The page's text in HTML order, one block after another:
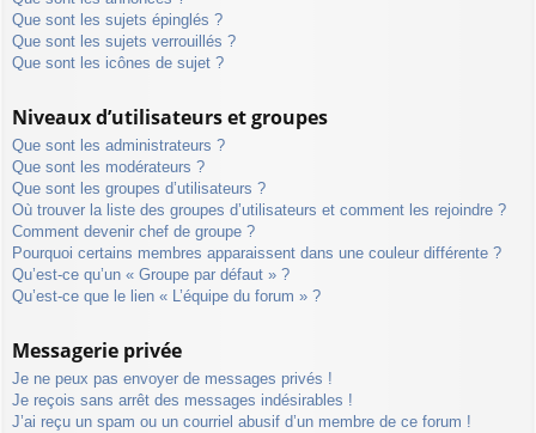
Que sont les sujets épinglés ?
Que sont les sujets verrouillés ?
Que sont les icônes de sujet ?
Niveaux d’utilisateurs et groupes
Que sont les administrateurs ?
Que sont les modérateurs ?
Que sont les groupes d’utilisateurs ?
Où trouver la liste des groupes d’utilisateurs et comment les rejoindre ?
Comment devenir chef de groupe ?
Pourquoi certains membres apparaissent dans une couleur différente ?
Qu’est-ce qu’un « Groupe par défaut » ?
Qu’est-ce que le lien « L’équipe du forum » ?
Messagerie privée
Je ne peux pas envoyer de messages privés !
Je reçois sans arrêt des messages indésirables !
J’ai reçu un spam ou un courriel abusif d’un membre de ce forum !